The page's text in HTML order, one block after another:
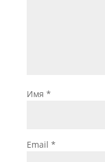
Имя *
Email *